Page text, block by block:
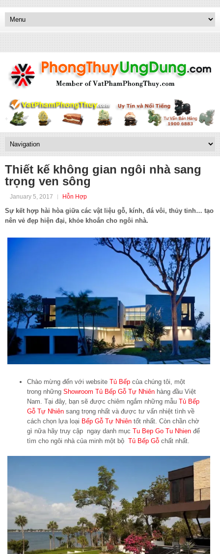
Thiết kế không gian ngôi nhà sang
trọng ven sông
January 5, 2017 Hỗn Hợp
Sự kết hợp hài hòa giữa các vật liệu gỗ, kính, đá vôi, thủy tinh… tạo
nên vẻ đẹp hiện đại, khỏe khoắn cho ngôi nhà.
Chào mừng đến với website Tủ Bếp của chúng tôi, một
trong những Showroom Tủ Bếp Gỗ Tự Nhiên hàng đầu Việt
Nam. Tại đây, bạn sẽ được chiêm ngắm những mẫu Tủ Bếp
Gỗ Tự Nhiên sang trọng nhất và được tư vấn nhiệt tình về
cách chọn lựa loại Bếp Gỗ Tự Nhiên tốt nhất. Còn chần chờ
gì nữa hãy truy cập ngay danh mục Tu Bep Go Tu Nhien để
tìm cho ngôi nhà của minh một bộ Tủ Bếp Gỗ chất nhất.